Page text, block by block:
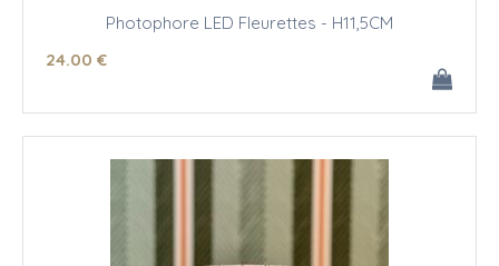
Photophore LED Fleurettes - H11,5CM
24.00 €